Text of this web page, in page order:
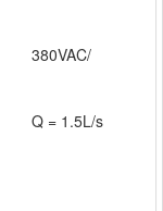
s